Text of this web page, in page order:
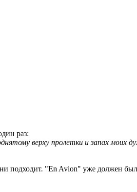
раз:
верху пролетки и запах моих
подходит. "En Avion" уже должен